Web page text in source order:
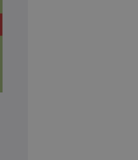
Acte Normative,